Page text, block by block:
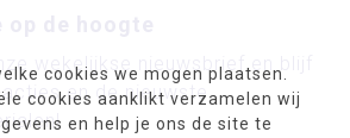
cookies we mogen plaatsen.
cookies aanklikt verzamelen wij
en help je ons de site te
de hoogte
wekelijkse nieuwsbrief en blijf
en de nieuwste